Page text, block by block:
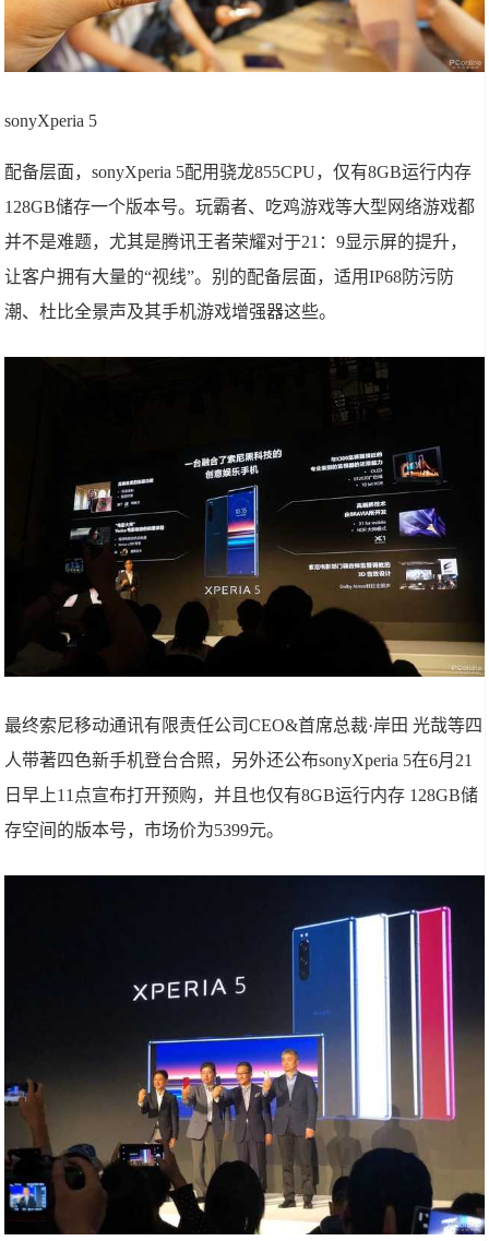
sonyXperia 5
配备层面，sonyXperia 5配用骁龙855CPU，仅有8GB运行内存
128GB储存一个版本号。玩霸者、吃鸡游戏等大型网络游戏都
并不是难题，尤其是腾讯王者荣耀对于21：9显示屏的提升，
让客户拥有大量的“视线”。别的配备层面，适用IP68防污防
潮、杜比全景声及其手机游戏增强器这些。
最终索尼移动通讯有限责任公司CEO&首席总裁·岸田 光哉等四
人带著四色新手机登台合照，另外还公布sonyXperia 5在6月21
日早上11点宣布打开预购，并且也仅有8GB运行内存 128GB储
存空间的版本号，市场价为5399元。